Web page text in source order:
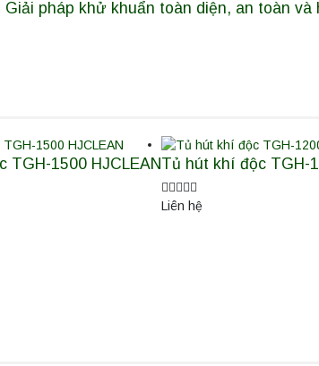
pháp khử khuẩn toàn diện, an toàn và
TGH-1500 HJCLEANTủ hút khí độc TGH-
Liên hệ